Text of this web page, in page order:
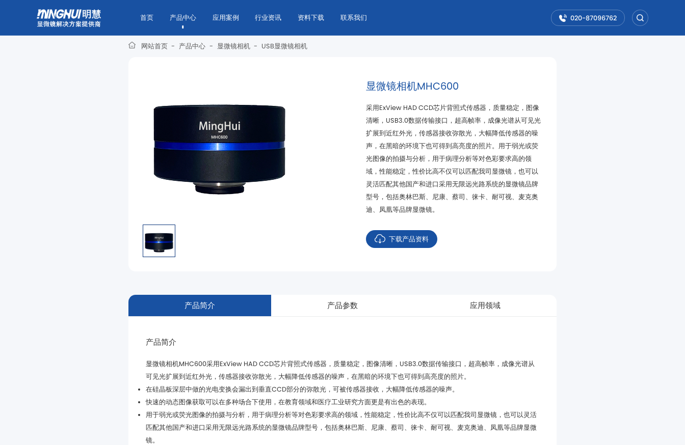
首页 产品中心 应用案例 行业资讯 资料下载 联系我们 020-87096762
网站首页 - 产品中心 - 显微镜相机 - USB显微镜相机
显微镜相机MHC600
迪、凤凰等品牌显微镜。
下载产品资料
产品简介 产品参数 应用领域
产品简介
可见光扩展到近红外光，传感器接收弥散光，大幅降低传感器的噪声，在黑暗的环境下也可得到高亮度的照片。
在硅晶板深层中做的光电变换会漏出到垂直CCD部分的弥散光，可被传感器接收，大幅降低传感器的噪声。
快速的动态图像获取可以在多种场合下使用，在教育领域和医疗工业研究方面更是有出色的表现。
镜。